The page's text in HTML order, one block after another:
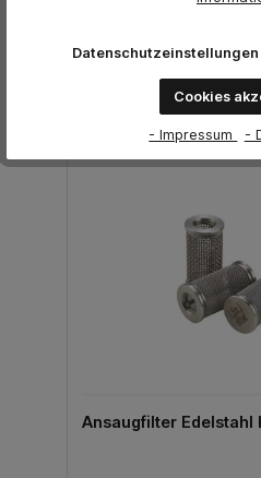
Zum
Ansaugfilter Edelstahl
Datenschutzeinstellungen
Cookies
- Impressum -